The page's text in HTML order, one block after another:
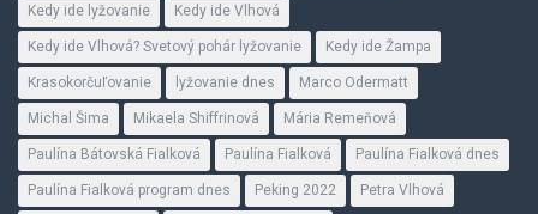
Kedy ide lyžovanie Kedy ide Vlhová
Kedy ide Vlhová? Svetový pohár lyžovanie Kedy ide Žampa
Krasokorčuľovanie lyžovanie dnes Marco Odermatt
Michal Šima Mikaela Shiffrinová Mária Remeňová
Paulína Bátovská Fialková Paulína Fialková Paulína Fialková dnes
Paulína Fialková program dnes Peking 2022 Petra Vlhová